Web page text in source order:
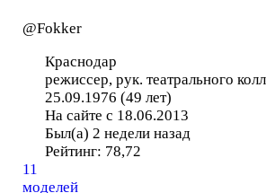
@Fokker
Краснодар
режиссер, рук. театрального
25.09.1976 (49 лет)
На сайте с 18.06.2013
Был(а) 2 недели назад
Рейтинг: 78,72
11
моделей